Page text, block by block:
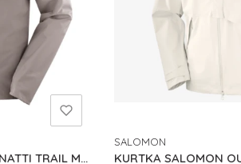
TRAIL M
KURTKA SALOMON
PRODUCENT
SALOMON